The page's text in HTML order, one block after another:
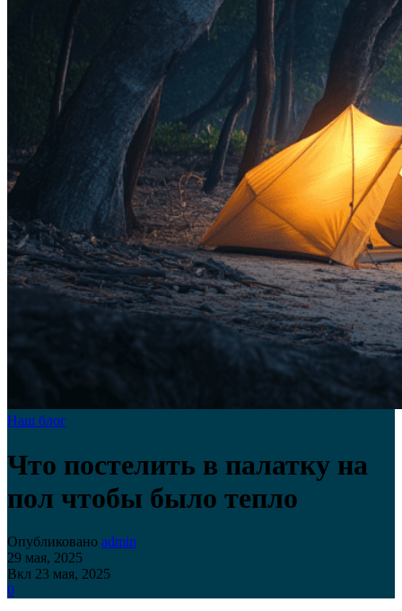
Наш блог
Что постелить в палатку на
пол чтобы было тепло
Опубликовано admin
29 мая, 2025
Вкл 23 мая, 2025
0